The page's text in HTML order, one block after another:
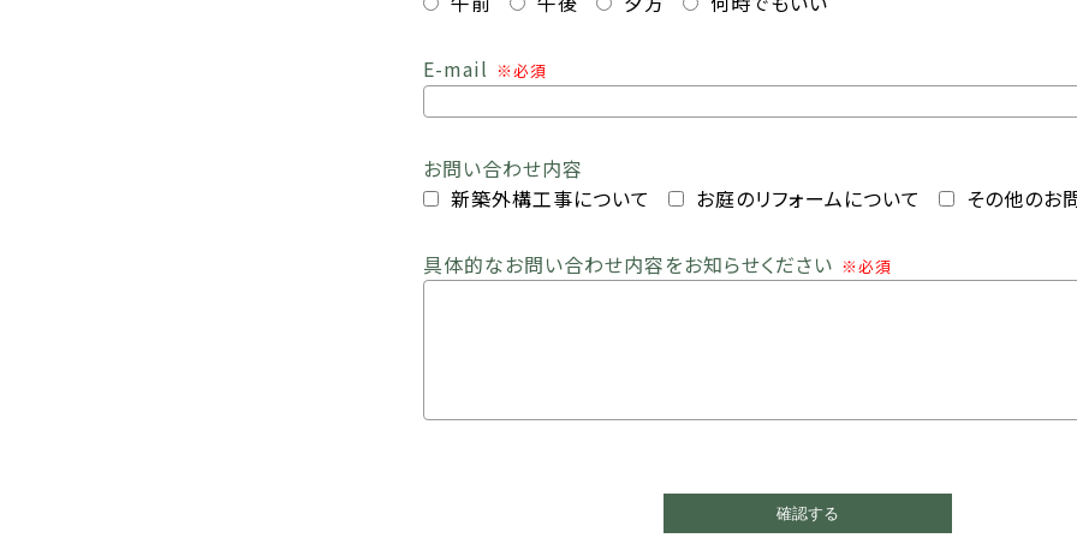
E-mail ※必須
お問い合わせ内容
新築外構工事について
お庭のリフォームについて その他のお
具体的なお問い合わせ内容をお知らせください ※必須